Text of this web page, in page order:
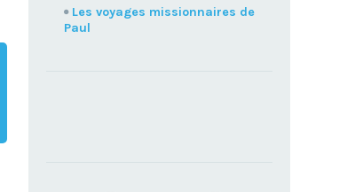
Les voyages missionnaires de
Paul